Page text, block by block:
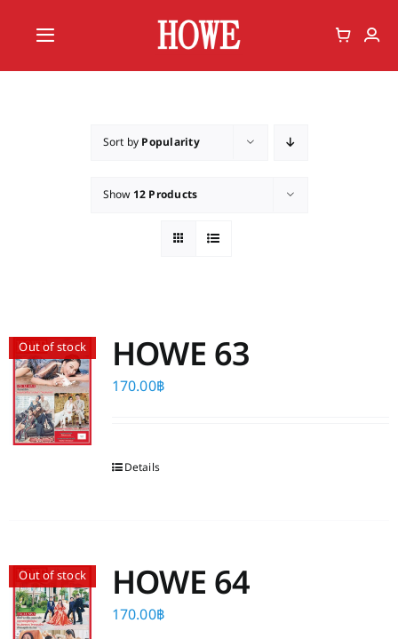
Toggle
Navigation
Vote
Member
Sort by Popularity
Show 12 Products
Out of stock HOWE 63
170.00฿
Details
Out of stock HOWE 64
170.00฿